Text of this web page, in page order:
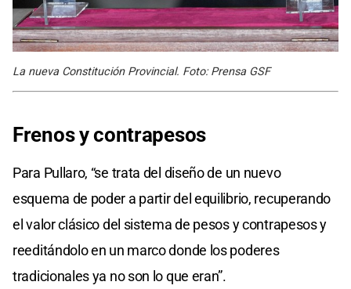
La nueva Constitución Provincial. Foto: Prensa GSF
Frenos y contrapesos
Para Pullaro, “se trata del diseño de un nuevo
esquema de poder a partir del equilibrio, recuperando
el valor clásico del sistema de pesos y contrapesos y
reeditándolo en un marco donde los poderes
tradicionales ya no son lo que eran”.